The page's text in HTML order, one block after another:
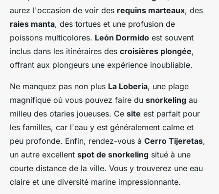
aurez l'occasion de voir des requins marteaux, des
raies manta, des tortues et une profusion de
poissons multicolores. León Dormido est souvent
inclus dans les itinéraires des croisières plongée,
offrant aux plongeurs une expérience inoubliable.
Ne manquez pas non plus La Lobería, une plage
magnifique où vous pouvez faire du snorkeling au
milieu des otaries joueuses. Ce site est parfait pour
les familles, car l'eau y est généralement calme et
peu profonde. Enfin, rendez-vous à Cerro Tijeretas,
un autre excellent spot de snorkeling situé à une
courte distance de la ville. Vous y trouverez une eau
claire et une diversité marine impressionnante.